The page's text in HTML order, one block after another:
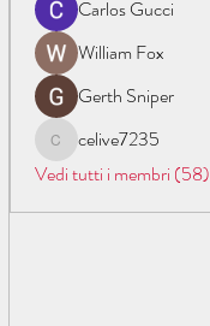
Carlos Gucci
William Fox
Gerth Sniper
celive7235
celive7235
Vedi tutti i membri (58)